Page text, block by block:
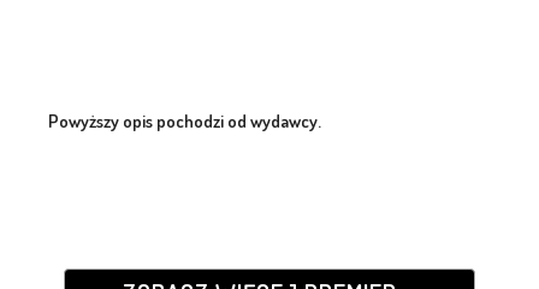
Powyższy opis pochodzi od wydawcy.